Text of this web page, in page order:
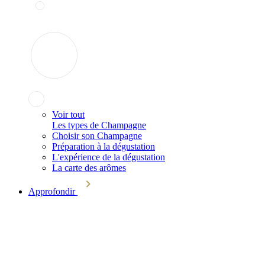
Voir tout
Les types de Champagne
Choisir son Champagne
Préparation à la dégustation
L'expérience de la dégustation
La carte des arômes
Approfondir